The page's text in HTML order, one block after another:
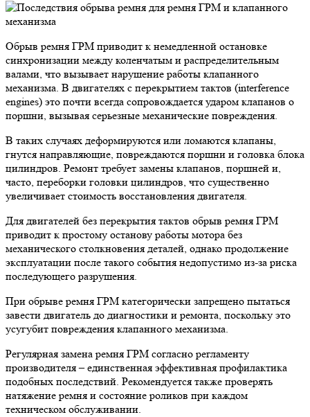
Обрыв ремня ГРМ приводит к немедленной остановке
синхронизации между коленчатым и распределительным
валами, что вызывает нарушение работы клапанного
механизма. В двигателях с перекрытием тактов (interference
engines) это почти всегда сопровождается ударом клапанов о
поршни, вызывая серьезные механические повреждения.
В таких случаях деформируются или ломаются клапаны,
гнутся направляющие, повреждаются поршни и головка блока
цилиндров. Ремонт требует замены клапанов, поршней и,
часто, переборки головки цилиндров, что существенно
увеличивает стоимость восстановления двигателя.
Для двигателей без перекрытия тактов обрыв ремня ГРМ
приводит к простому останову работы мотора без
механического столкновения деталей, однако продолжение
эксплуатации после такого события недопустимо из-за риска
последующего разрушения.
При обрыве ремня ГРМ категорически запрещено пытаться
завести двигатель до диагностики и ремонта, поскольку это
усугубит повреждения клапанного механизма.
Регулярная замена ремня ГРМ согласно регламенту
производителя – единственная эффективная профилактика
подобных последствий. Рекомендуется также проверять
натяжение ремня и состояние роликов при каждом
техническом обслуживании.